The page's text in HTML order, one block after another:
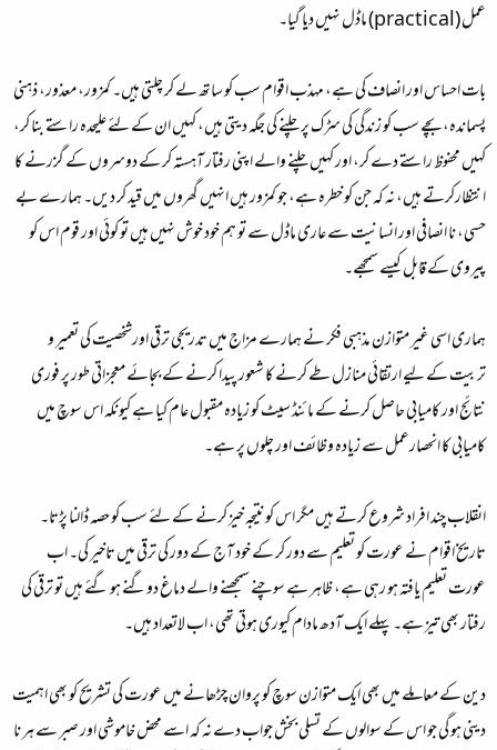
عمل (practical) ماڈل نہیں دیا گیا۔
بات احساس اور انصاف کی ہے، مہذب اقوام سب کو ساتھ لے کر چلتی ہیں۔ کمزور، معذور، ذہنی
پسماندہ، بچے سب کو زندگی کی سڑک پر چلنے کی جگہ دیتی ہیں، کہیں ان کے لئے علیحدہ راستے بنا کر،
کہیں محفوظ راستے دے کر، اور کہیں چلنے والے اپنی رفتار آہستہ کر کے دوسروں کے گزرنے کا
انتظارکرتے ہیں، نہ کہ جن کو خطرہ ہے، جو کمزور ہیں انہیں گھروں میں قید کر دیں۔ ہمارے بے
حسی، نا انصافی اور انسانیت سے عاری ماڈل سے تو ہم خود خوش نہیں ہیں تو کوئی اور قوم اس کو
پیروی کے قابل کیسے سمجھے۔
ہماری اسی غیر متوازن مذہبی فکر نے ہمارے مزاج میں تدریجی ترقی اورشخصیت کی تعمیر و
تربیت کے لیے ارتقائی منازل طے کرنے کا شعور پیدا کرنے کے بجائے معجزاتی طور پر فوری
نتائج اور کامیابی حاصل کرنے کے مائنڈ سیٹ کو زیادہ مقبول عام کیا ہے کیونکہ اس سوچ میں
کامیابی کا انحصارعمل سے زیادہ وظائف اور چلوں پر ہے۔
انقلاب چند افراد شروع کرتے ہیں مگر اس کو نتیجہ خیز کرنے کے لئے سب کو حصہ ڈالنا پڑتا۔
تاریخ اقوام نے عورت کو تعلیم سے دور کر کے خود آج کے دور کی ترقی میں تاخیر کی۔ اب
عورت تعلیم یافتہ ہو رہی ہے، ظاہر ہے سوچنے سمجھنے والے دماغ دوگنے ہو گئے ہیں تو ترقی کی
رفتار بھی تیز ہے۔ پہلے ایک آدھ مادام کیوری ہوتی تھی، اب لاتعداد ہیں۔
دین کے معاملے میں بھی ایک متوازن سوچ کو پروان چڑھانے میں عورت کی تشریح کو بھی اہمیت
دینی ہو گی جو اس کے سوالوں کے تسلی بخش جواب دے نہ کہ اسے محض خاموشی اور صبر سے ہر نا